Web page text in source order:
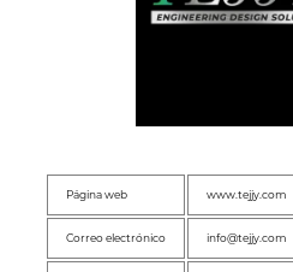
Página web www.tejjy.com
Correo electrónico info@tejjy.com